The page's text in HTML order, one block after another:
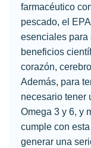
farmacéutico
pescado, el
esenciales para
beneficios
corazón,
Además, para
necesario tener
Omega 3 y 6, y
cumple con
generar una